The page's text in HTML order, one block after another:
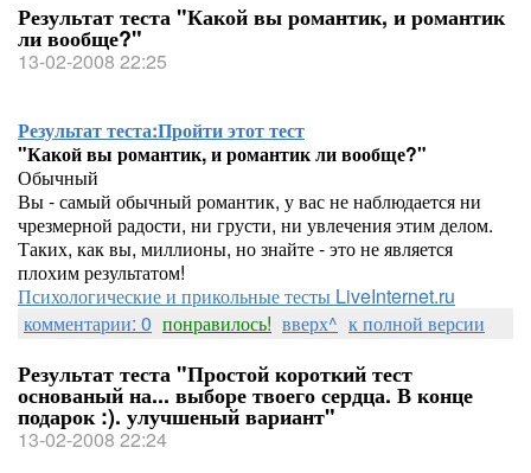
Результат теста "Какой вы романтик, и романтик
ли вообще?"
13-02-2008 22:25
Результат теста:Пройти этот тест
"Какой вы романтик, и романтик ли вообще?"
Обычный
Вы - самый обычный романтик, у вас не наблюдается ни
чрезмерной радости, ни грусти, ни увлечения этим делом.
Таких, как вы, миллионы, но знайте - это не является
плохим результатом!
Психологические и прикольные тесты LiveInternet.ru
комментарии: 0 понравилось! вверх^ к полной версии
Результат теста "Простой короткий тест
основаный на... выборе твоего сердца. В конце
подарок :). улучшеный вариант"
13-02-2008 22:24